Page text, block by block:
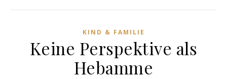
KIND & FAMILIE
Keine Perspektive als
Hebamme